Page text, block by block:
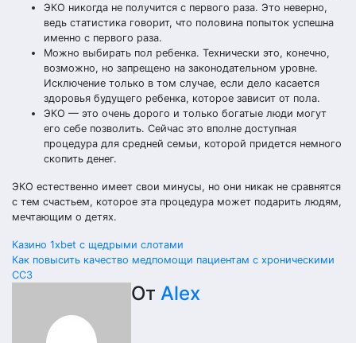
ЭКО никогда не получится с первого раза. Это неверно,
ведь статистика говорит, что половина попыток успешна
именно с первого раза.
Можно выбирать пол ребенка. Технически это, конечно,
возможно, но запрещено на законодательном уровне.
Исключение только в том случае, если дело касается
здоровья будущего ребенка, которое зависит от пола.
ЭКО — это очень дорого и только богатые люди могут
его себе позволить. Сейчас это вполне доступная
процедура для средней семьи, которой придется немного
скопить денег.
ЭКО естественно имеет свои минусы, но они никак не сравнятся
с тем счастьем, которое эта процедура может подарить людям,
мечтающим о детях.
Навигация
по
записям
Казино 1xbet с щедрыми слотами
Как повысить качество медпомощи пациентам с хроническими
ССЗ
От Alex